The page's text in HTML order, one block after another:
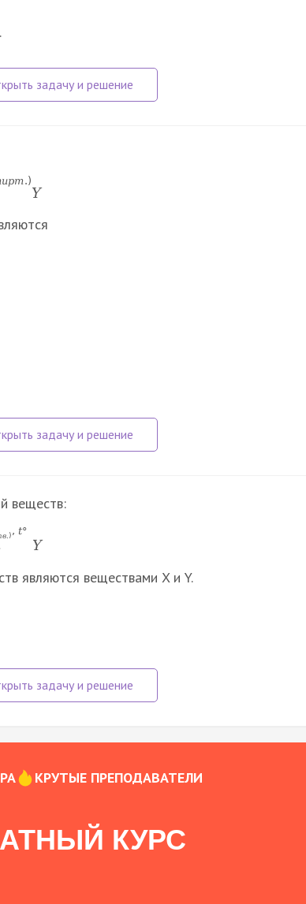
ирт .)
Y
веществ:
в ) , t°
Y
являются веществами X и Y.
КРУТЫЕ ПРЕПОДАВАТЕЛИ
КУРС